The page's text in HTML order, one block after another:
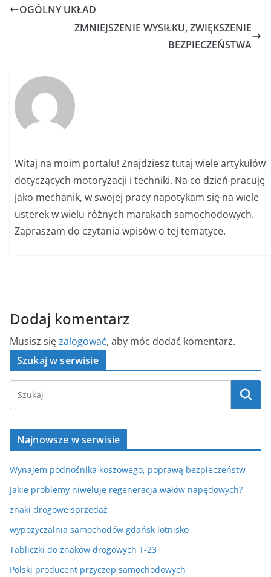
OGÓLNY UKŁAD
ZMNIEJSZENIE WYSIŁKU, ZWIĘKSZENIE
BEZPIECZEŃSTWA
Witaj na moim portalu! Znajdziesz tutaj wiele artykułów
dotyczących motoryzacji i techniki. Na co dzień pracuję
jako mechanik, w swojej pracy napotykam się na wiele
usterek w wielu różnych marakach samochodowych.
Zapraszam do czytania wpisów o tej tematyce.
Dodaj komentarz
Musisz sięzalogować, aby móc dodać komentarz.
Szukaj w serwisie
Najnowsze w serwisie
Wynajem podnośnika koszowego, poprawą bezpieczeństw
Jakie problemy niweluje regeneracja wałów napędowych?
znaki drogowe sprzedaż
wypożyczalnia samochodów gdańsk lotnisko
Tabliczki do znaków drogowych T-23
Polski producent przyczep samochodowych